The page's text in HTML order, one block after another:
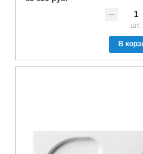
шт.
В